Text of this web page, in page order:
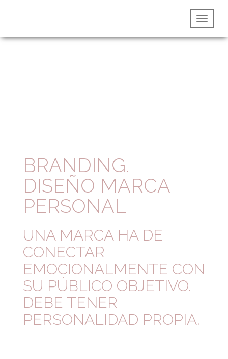
BRANDING.
DISEÑO MARCA
PERSONAL
UNA MARCA HA DE
CONECTAR
EMOCIONALMENTE CON
SU PÚBLICO OBJETIVO.
DEBE TENER
PERSONALIDAD PROPIA.